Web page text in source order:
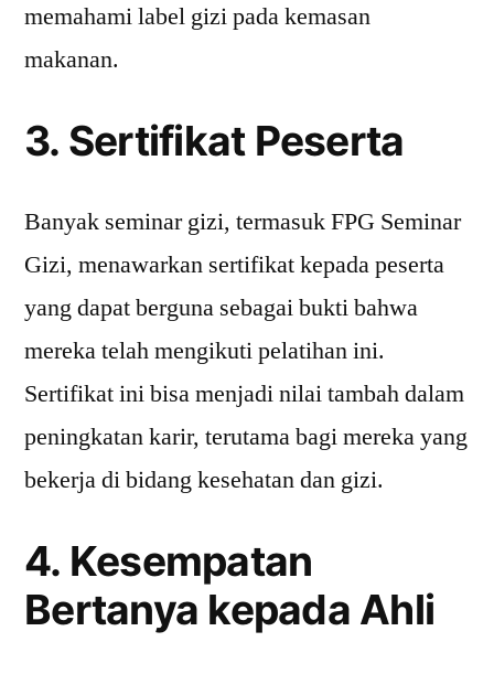
memahami label gizi pada kemasan
makanan.
3. Sertifikat Peserta
Banyak seminar gizi, termasuk FPG Seminar
Gizi, menawarkan sertifikat kepada peserta
yang dapat berguna sebagai bukti bahwa
mereka telah mengikuti pelatihan ini.
Sertifikat ini bisa menjadi nilai tambah dalam
peningkatan karir, terutama bagi mereka yang
bekerja di bidang kesehatan dan gizi.
4. Kesempatan
Bertanya kepada Ahli